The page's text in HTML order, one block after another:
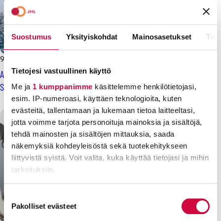
Suostumus Yksityiskohdat Mainosasetukset
Tietojesi vastuullinen käyttö
Me ja 1 kumppanimme käsittelemme henkilötietojasi,
esim. IP-numeroasi, käyttäen teknologioita, kuten
evästeitä, tallentamaan ja lukemaan tietoa laitteeltasi,
jotta voimme tarjota personoituja mainoksia ja sisältöjä,
tehdä mainosten ja sisältöjen mittauksia, saada
näkemyksiä kohdeyleisöstä sekä tuotekehitykseen
liittyvistä syistä. Voit valita, kuka käyttää tietojasi ja mihin
tarkoituksiin.
voit määrittää asetuksesi
. Voit muuttaa
Suostumuksen
valinta
Pakolliset evästeet
9.4.2025
Ammattiliitto JHL perustaa ilmastofoorumin – ensimmäisenä
Suomessa